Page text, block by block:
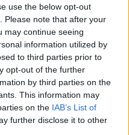
use the below opt-out
Please note that after your
may continue seeing
information utilized by
to third parties prior to
opt-out of the further
by third parties on the
This information may
on the IAB’s List of
further disclose it to other